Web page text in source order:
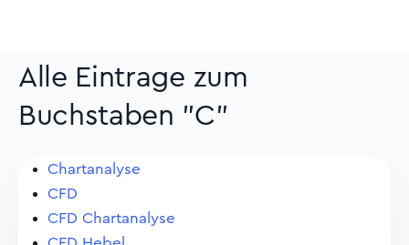
Alle Eintrage zum
Buchstaben "C"
Chartanalyse
CFD
CFD Chartanalyse